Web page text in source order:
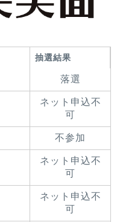
抽選結果
落選
ネット申込不
可
不参加
ネット申込不
可
ネット申込不
可